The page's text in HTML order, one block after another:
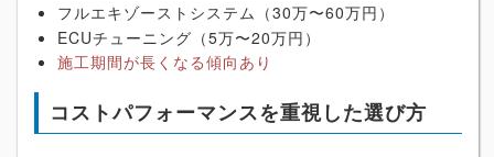
フルエキゾーストシステム（30万〜60万円）
ECUチューニング（5万〜20万円）
施工期間が長くなる傾向あり
コストパフォーマンスを重視した選び方